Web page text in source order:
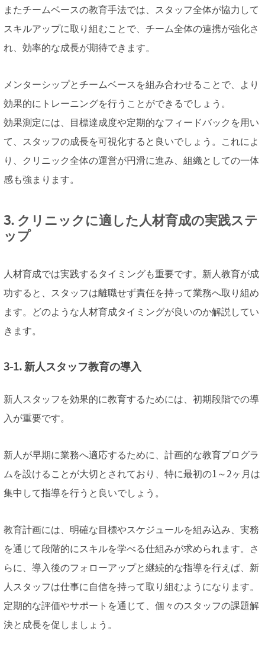
またチームベースの教育手法では、スタッフ全体が協力して
スキルアップに取り組むことで、チーム全体の連携が強化さ
れ、効率的な成長が期待できます。
メンターシップとチームベースを組み合わせることで、より
効果的にトレーニングを行うことができるでしょう。
効果測定には、目標達成度や定期的なフィードバックを用い
て、スタッフの成長を可視化すると良いでしょう。これによ
り、クリニック全体の運営が円滑に進み、組織としての一体
感も強まります。
3. クリニックに適した人材育成の実践ステ
ップ
人材育成では実践するタイミングも重要です。新人教育が成
功すると、スタッフは離職せず責任を持って業務へ取り組め
ます。どのような人材育成タイミングが良いのか解説してい
きます。
3-1. 新人スタッフ教育の導入
新人スタッフを効果的に教育するためには、初期段階での導
入が重要です。
新人が早期に業務へ適応するために、計画的な教育プログラ
ムを設けることが大切とされており、特に最初の1～2ヶ月は
集中して指導を行うと良いでしょう。
教育計画には、明確な目標やスケジュールを組み込み、実務
を通じて段階的にスキルを学べる仕組みが求められます。さ
らに、導入後のフォローアップと継続的な指導を行えば、新
人スタッフは仕事に自信を持って取り組むようになります。
定期的な評価やサポートを通じて、個々のスタッフの課題解
決と成長を促しましょう。